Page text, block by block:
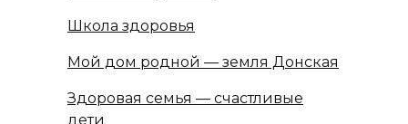
Школа здоровья
Мой дом родной — земля Донская
Здоровая семья — счастливые
дети